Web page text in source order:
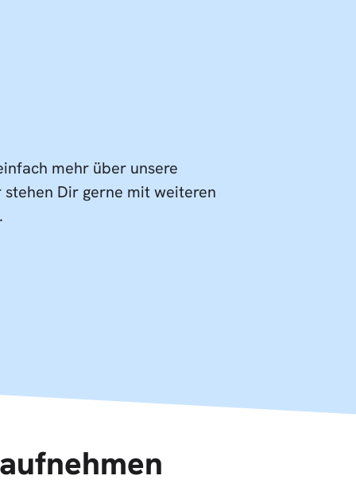
mehr über unsere
Dir gerne mit weiteren